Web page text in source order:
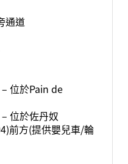
通道
– 位於Pain de
位於佐丹奴
前方(提供嬰兒車/輪